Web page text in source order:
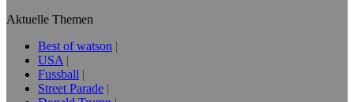
Aktuelle Themen
Best of watson
USA
Fussball
Street Parade